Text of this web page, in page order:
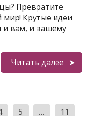
Превратите
мир! Крутые идеи
и вам, и вашему
Читать далее
5 … 11